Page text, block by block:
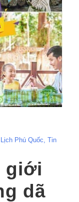
Phú Quốc Tin
giới
dã